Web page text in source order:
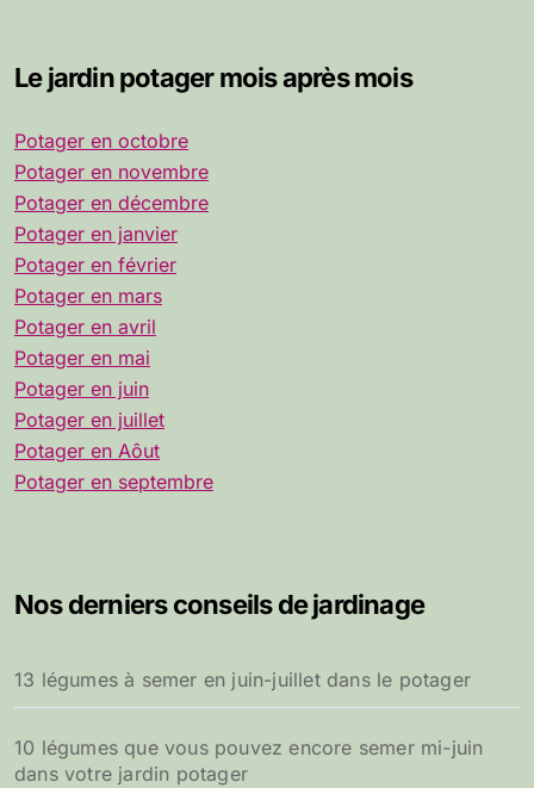
Le jardin potager mois après mois
Potager en octobre
Potager en novembre
Potager en décembre
Potager en janvier
Potager en février
Potager en mars
Potager en avril
Potager en mai
Potager en juin
Potager en juillet
Potager en Aôut
Potager en septembre
Nos derniers conseils de jardinage
13 légumes à semer en juin-juillet dans le potager
10 légumes que vous pouvez encore semer mi-juin
dans votre jardin potager